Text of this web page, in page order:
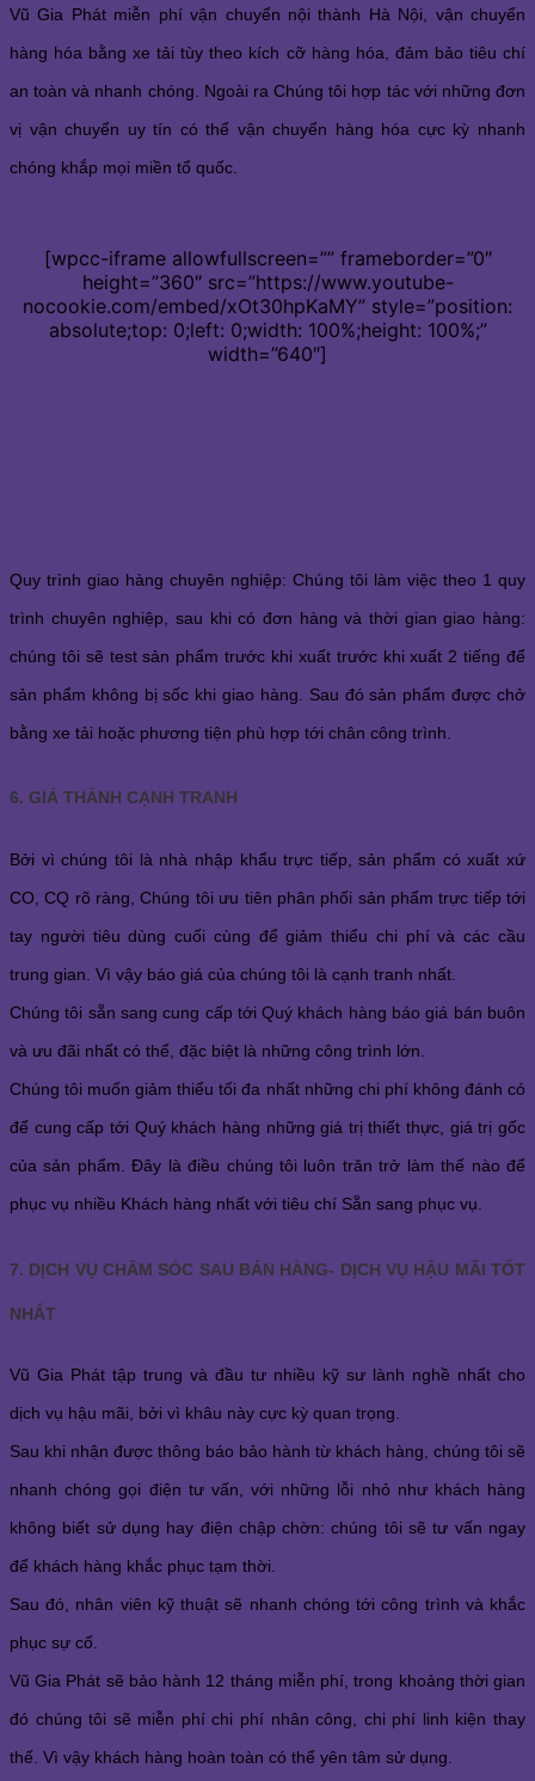
Vũ Gia Phát miễn phí vận chuyển nội thành Hà Nội, vận chuyển
hàng hóa bằng xe tải tùy theo kích cỡ hàng hóa, đảm bảo tiêu chí
an toàn và nhanh chóng. Ngoài ra Chúng tôi hợp tác với những đơn
vị vận chuyển uy tín có thể vận chuyển hàng hóa cực kỳ nhanh
chóng khắp mọi miền tổ quốc.
[wpcc-iframe allowfullscreen=”” frameborder=”0″
height=”360″ src=”https://www.youtube-
nocookie.com/embed/xOt30hpKaMY” style=”position:
absolute;top: 0;left: 0;width: 100%;height: 100%;”
width=”640″]
Quy trình giao hàng chuyên nghiệp: Chúng tôi làm việc theo 1 quy
trình chuyên nghiệp, sau khi có đơn hàng và thời gian giao hàng:
chúng tôi sẽ test sản phẩm trước khi xuất trước khi xuất 2 tiếng để
sản phẩm không bị sốc khi giao hàng. Sau đó sản phẩm được chở
bằng xe tải hoặc phương tiện phù hợp tới chân công trình.
6. GIÁ THÀNH CẠNH TRANH
Bởi vì chúng tôi là nhà nhập khẩu trực tiếp, sản phẩm có xuất xứ
CO, CQ rõ ràng, Chúng tôi ưu tiên phân phối sản phẩm trực tiếp tới
tay người tiêu dùng cuối cùng để giảm thiểu chi phí và các cầu
trung gian. Vì vậy báo giá của chúng tôi là cạnh tranh nhất.
Chúng tôi sẵn sang cung cấp tới Quý khách hàng báo giá bán buôn
và ưu đãi nhất có thể, đặc biệt là những công trình lớn.
Chúng tôi muốn giảm thiểu tối đa nhất những chi phí không đánh có
để cung cấp tới Quý khách hàng những giá trị thiết thực, giá trị gốc
của sản phẩm. Đây là điều chúng tôi luôn trăn trở làm thế nào để
phục vụ nhiều Khách hàng nhất với tiêu chí Sẵn sang phục vụ.
7. DỊCH VỤ CHĂM SÓC SAU BÁN HÀNG- DỊCH VỤ HẬU MÃI TỐT
NHẤT
Vũ Gia Phát tập trung và đầu tư nhiều kỹ sư lành nghề nhất cho
dịch vụ hậu mãi, bởi vì khâu này cực kỳ quan trọng.
Sau khi nhận được thông báo bảo hành từ khách hàng, chúng tôi sẽ
nhanh chóng gọi điện tư vấn, với những lỗi nhỏ như khách hàng
không biết sử dụng hay điện chập chờn: chúng tôi sẽ tư vấn ngay
để khách hàng khắc phục tạm thời.
Sau đó, nhân viên kỹ thuật sẽ nhanh chóng tới công trình và khắc
phục sự cố.
Vũ Gia Phát sẽ bảo hành 12 tháng miễn phí, trong khoảng thời gian
đó chúng tôi sẽ miễn phí chi phí nhân công, chi phí linh kiện thay
thế. Vì vậy khách hàng hoàn toàn có thể yên tâm sử dụng.